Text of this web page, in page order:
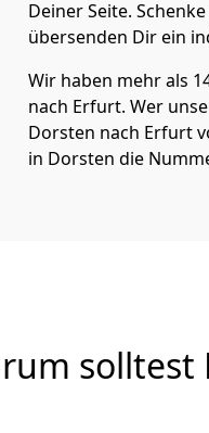
Deiner Seite.
übersenden Dir ein
Wir haben mehr als
nach Erfurt. Wer
Dorsten nach Erfurt
in Dorsten die